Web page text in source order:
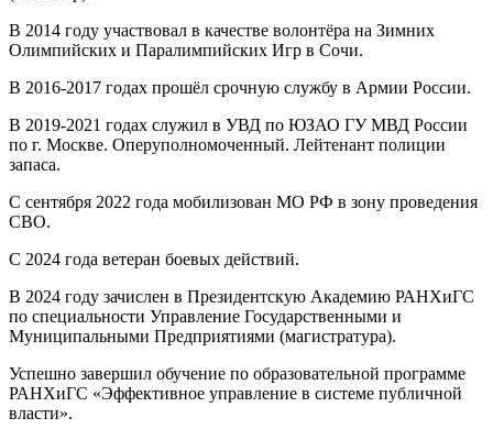
В 2014 году участвовал в качестве волонтёра на Зимних
Олимпийских и Паралимпийских Игр в Сочи.
В 2016-2017 годах прошёл срочную службу в Армии России.
В 2019-2021 годах служил в УВД по ЮЗАО ГУ МВД России
по г. Москве. Оперуполномоченный. Лейтенант полиции
запаса.
С сентября 2022 года мобилизован МО РФ в зону проведения
СВО.
С 2024 года ветеран боевых действий.
В 2024 году зачислен в Президентскую Академию РАНХиГС
по специальности Управление Государственными и
Муниципальными Предприятиями (магистратура).
Успешно завершил обучение по образовательной программе
РАНХиГС «Эффективное управление в системе публичной
власти».